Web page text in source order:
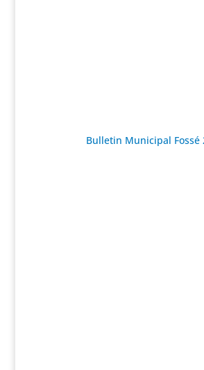
Bulletin Municipal Fossé